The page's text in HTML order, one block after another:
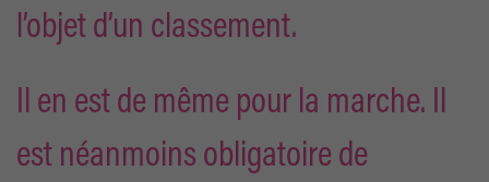
l’objet d’un classement.
Il en est de même pour la marche. Il
est néanmoins obligatoire de